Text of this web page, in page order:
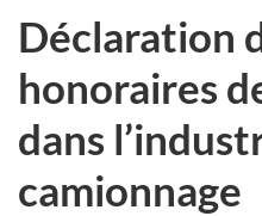
Déclaration
honoraires
dans
camionnage